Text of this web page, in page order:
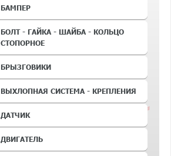
БАМПЕР
БОЛТ - ГАЙКА - ШАЙБА - КОЛЬЦО
СТОПОРНОЕ
БРЫЗГОВИКИ
ВЫХЛОПНАЯ СИСТЕМА - КРЕПЛЕНИЯ
ДАТЧИК
ДВИГАТЕЛЬ